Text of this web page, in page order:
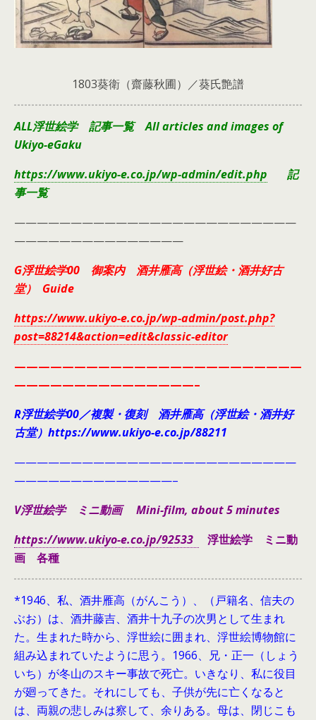
1803葵衛（齋藤秋圃）／葵氏艶譜
ALL浮世絵学 記事一覧 All articles and images of
Ukiyo-eGaku
https://www.ukiyo-e.co.jp/wp-admin/edit.php 記
事一覧
—————————————————————————
———————————————
G浮世絵学00 御案内 酒井雁高（浮世絵・酒井好古
堂） Guide
https://www.ukiyo-e.co.jp/wp-admin/post.php?
post=88214&action=edit&classic-editor
————————————————————————
———————————————–
R浮世絵学00／複製・復刻 酒井雁高（浮世絵・酒井好
古堂）https://www.ukiyo-e.co.jp/88211
—————————————————————————
——————————————–
V浮世絵学 ミニ動画 Mini-film, about 5 minutes
https://www.ukiyo-e.co.jp/92533
浮世絵学 ミニ動
画 各種
*1946、 私、酒井雁高（がんこう）、（戸籍名、信夫の
ぶお）は、酒井藤吉、酒井十九子の次男として生まれ
た。生まれた時から、浮世絵に囲まれ、浮世絵博物館に
組み込まれていたように思う。1966、兄・正一（しょう
いち）が冬山のスキー事故で死亡。いきなり、私に役目
が廻ってきた。それにしても、子供が先に亡くなると
は、両親の悲しみは察して、余りある。母は、閉じこも